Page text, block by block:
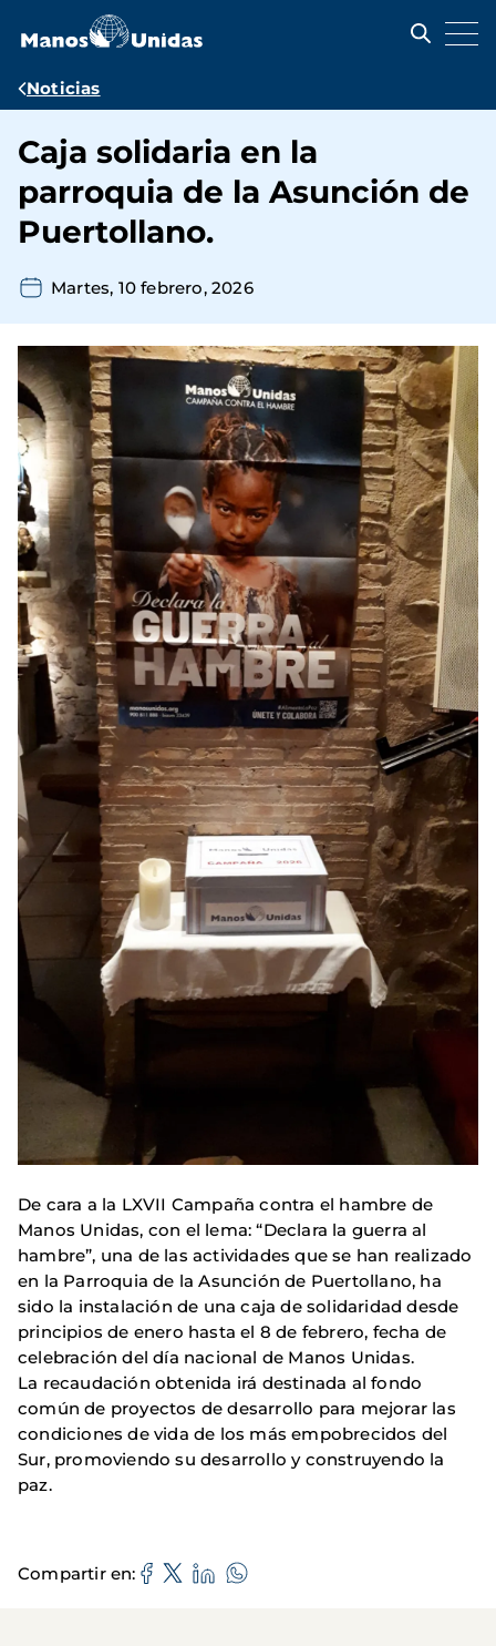
contenido
Ruta
navegación
Noticias
Caja solidaria en la
parroquia de la Asunción de
Puertollano.
Martes, 10 febrero, 2026
De cara a la LXVII Campaña contra el hambre de
Manos Unidas, con el lema: “Declara la guerra al
hambre”, una de las actividades que se han realizado
en la Parroquia de la Asunción de Puertollano, ha
sido la instalación de una caja de solidaridad desde
principios de enero hasta el 8 de febrero, fecha de
celebración del día nacional de Manos Unidas.
La recaudación obtenida irá destinada al fondo
común de proyectos de desarrollo para mejorar las
condiciones de vida de los más empobrecidos del
Sur, promoviendo su desarrollo y construyendo la
paz.
Compartir en